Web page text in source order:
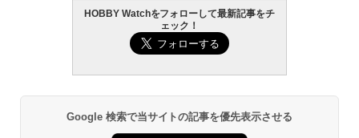
HOBBY Watchをフォローして最新記事をチ
ェック！
Google 検索で当サイトの記事を優先表示させる